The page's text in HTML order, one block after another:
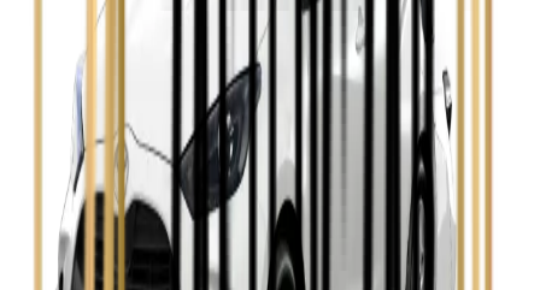
Opel Insignia
Seat Leon
Skoda Fabia
Zobacz